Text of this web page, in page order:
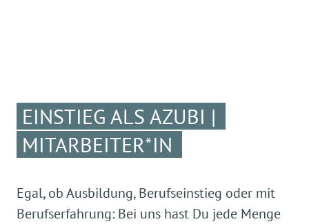
EINSTIEG ALS AZUBI |
MITARBEITER*IN
Egal, ob Ausbildung, Berufseinstieg oder mit
Berufserfahrung: Bei uns hast Du jede Menge